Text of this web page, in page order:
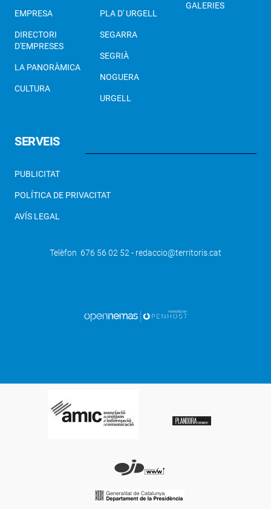
Tot a punt per la prova de descens en
BTT aquest diumenge a Cervià
EMPRESA
DIRECTORI
D'EMPRESES
LA PANORÀMICA
CULTURA
PLA D' URGELL
SEGARRA
SEGRIÀ
NOGUERA
URGELL
GALERIES
SERVEIS
PUBLICITAT
POLÍTICA DE PRIVACITAT
AVÍS LEGAL
Telèfon 676 56 02 52 - redaccio@territoris.cat